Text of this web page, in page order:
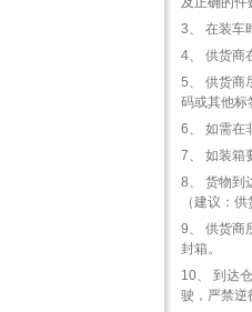
3、 在装车
4、 供货商
5、 供货商
码或其他标
6、 如需在
7、 如装箱
8、 货物到
（建议：
9、 供货商
封箱。
10、 到达
驶，严禁逆